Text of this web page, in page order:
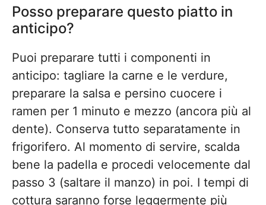
Posso preparare questo piatto in
anticipo?
Puoi preparare tutti i componenti in
anticipo: tagliare la carne e le verdure,
preparare la salsa e persino cuocere i
ramen per 1 minuto e mezzo (ancora più al
dente). Conserva tutto separatamente in
frigorifero. Al momento di servire, scalda
bene la padella e procedi velocemente dal
passo 3 (saltare il manzo) in poi. I tempi di
cottura saranno forse leggermente più